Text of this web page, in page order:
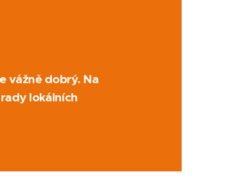
vážně dobrý. Na
lokálních